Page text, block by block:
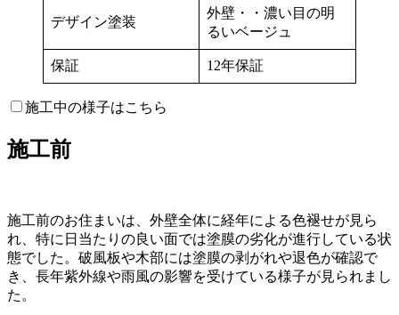
デザイン塗装
外壁・・濃い目の明
るいベージュ
保証 12年保証
施工中の様子はこちら
施工前
施工前のお住まいは、外壁全体に経年による色褪せが見ら
れ、特に日当たりの良い面では塗膜の劣化が進行している状
態でした。破風板や木部には塗膜の剥がれや退色が確認で
き、長年紫外線や雨風の影響を受けている様子が見られまし
た。